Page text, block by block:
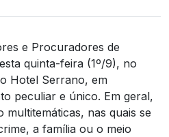
e Procuradores de
quinta-feira (1º/9), no
Hotel Serrano, em
peculiar e único. Em geral,
multitemáticas, nas quais se
a família ou o meio